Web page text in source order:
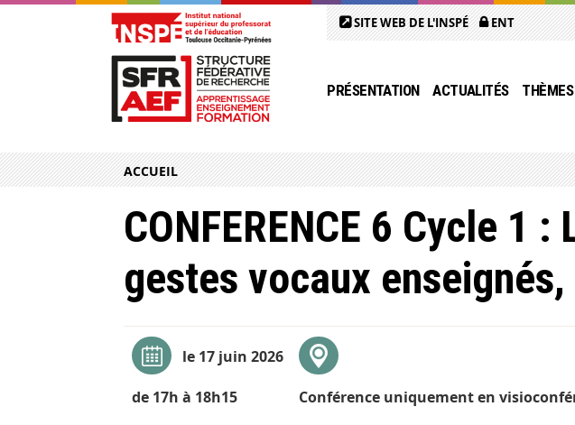
SITE WEB DE L'INSPÉ ENT
PRÉSENTATION ACTUALITÉS
ACCUEIL
CONFERENCE 6 Cycle 1
gestes vocaux
le 17 juin 2026
de 17h à 18h15 Conférence uniquement en